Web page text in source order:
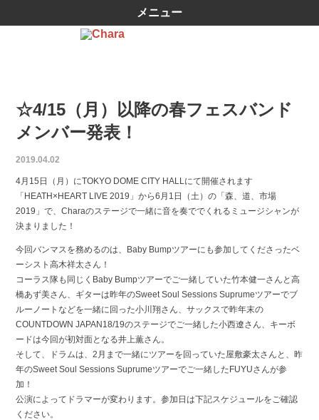
メニュー
☆4/15（月）以降の春フェスバンド
メンバー発表！
2019.04.02
4月15日（月）にTOKYO DOME CITY HALLにて開催されます
「HEATH×HEART LIVE 2019」から6月1日（土）の「森、道、市場
2019」で、Charaのステージで一緒に音を奏ででくれるミュージシャンが
決まりました！
今回バンマスを務めるのは、Baby Bumpツアーにも参加してくださったベ
ーシスト高木祥太さん！
コーラス隊も同じくBaby Bumpツアーでご一緒していた竹本健一さんと高
橋あず美さん、ギターは昨年のSweet Soul Sessions Suprumeツアーでブ
ルーノートなどを一緒に回った小川翔さん、サックスで昨年末の
COUNTDOWN JAPAN18/19のステージでご一緒した小西遼さん、キーボ
ードは今回が初対面となる井上薫さん。
そして、ドラムは、2月まで一緒にツアーを回っていた屋敷豪太さんと、昨
年のSweet Soul Sessions Suprumeツアーでご一緒したFUYUさんが参
加！
公演によってドラマーが変わります。参加日は下記スケジュールをご確認
ください。